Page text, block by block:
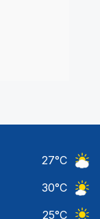
27°C
30°C
25°C